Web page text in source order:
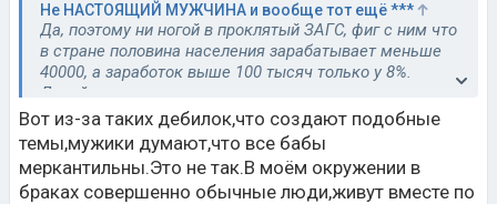
Не НАСТОЯЩИЙ МУЖЧИНА и вообще тот ещё ***
Да, поэтому ни ногой в проклятый ЗАГС, фиг с ним что
в стране половина населения зарабатывает меньше
40000, а заработок выше 100 тысяч только у 8%.
Давайте просто вымирать, зачем размножаться , если
ты попал в остальные 92 % , ведь у нас только
мужчины зарабатывают, у женщин по закону наверно
запрет на работу.
Вот из-за таких дебилок,что создают подобные
темы,мужики думают,что все бабы
меркантильны.Это не так.В моём окружении в
браках совершенно обычные люди,живут вместе по